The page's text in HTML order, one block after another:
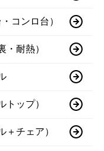
コンロ台）
・耐熱）
トップ）
＋チェア）